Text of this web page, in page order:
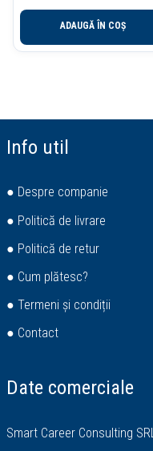
ADAUGĂ ÎN COȘ
Info util
● Despre companie
● Politică de livrare
● Politică de retur
● Cum plătesc?
● Termeni și condiții
● Contact
Date comerciale
Smart Career Consulting SRL